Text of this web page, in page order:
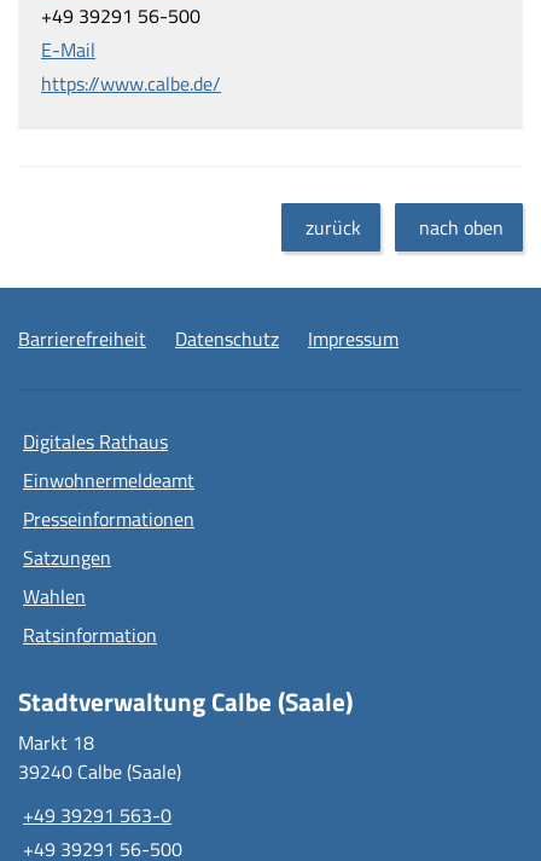
+49 39291 56-500
E-Mail
https://www.calbe.de/
zurück nach oben
Barrierefreiheit Datenschutz Impressum
Digitales Rathaus
Einwohnermeldeamt
Presseinformationen
Satzungen
Wahlen
Ratsinformation
Stadtverwaltung Calbe (Saale)
Markt 18
39240 Calbe (Saale)
+49 39291 563-0
+49 39291 56-500